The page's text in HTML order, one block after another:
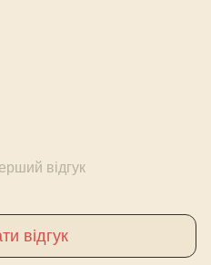
відгук
відгук